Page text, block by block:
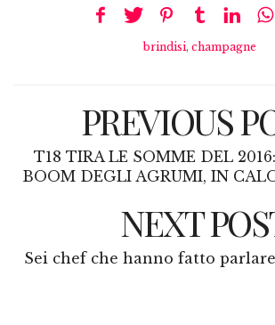
brindisi, champagne
PREVIOUS
T18 TIRA LE SOMME DEL
BOOM DEGLI AGRUMI, IN
NEXT
Sei chef che hanno fatto